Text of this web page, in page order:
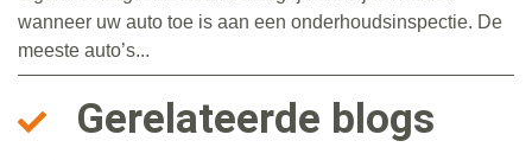
wanneer uw auto toe is aan een onderhoudsinspectie. De
meeste auto’s...
Gerelateerde blogs